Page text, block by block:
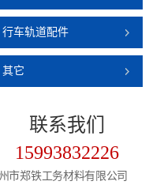
行车轨道配件
其它
联系我们
15993832226
市郑铁工务材料有限公司